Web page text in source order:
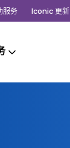
服务 Iconic 更新